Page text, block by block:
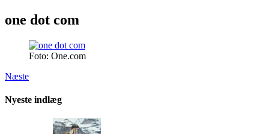
one dot com
Foto: One.com
Næste
Nyeste indlæg